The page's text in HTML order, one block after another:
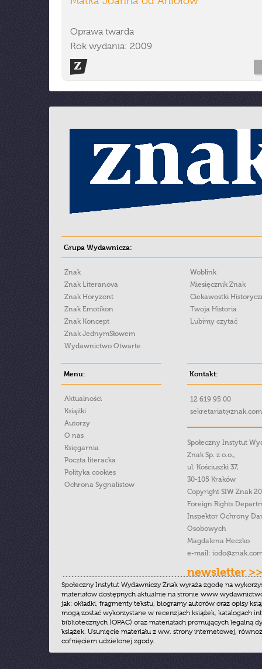
Oprawa twarda
Rok wydania: 2009
Grupa Wydawnicza:
Znak
Znak Literanova
Znak Horyzont
Znak Emotikon
Znak Koncept
Znak JednymSłowem
Wydawnictwo Otwarte
Woblink
Miesięcznik Znak
Ciekawostki
Twoja Historia
Lubimy czytać
Menu:
Aktualności
Książki
Autorzy
O nas
Księgarnia
Poczta literacka
Polityka cookies
Ochrona Sygnalistow
Kontakt:
12 619 95 00
Społeczny Instytut
Znak Sp. z o.o.,
ul. Kościuszki 37,
30-105 Kraków
Copyright SIW Znak
Foreign Rights
Inspektor Ochrony
Osobowych
Magdalena Heczko
e-mail:
newsletter >>
Społeczny Instytut Wydawniczy Znak wyraża zgodę na
materiałów dostępnych aktualnie na stronie
jak: okładki, fragmenty tekstu, biogramy autorów oraz opisy
mogą zostać wykorzystane w recenzjach książek, katalogach
bibliotecznych (OPAC) oraz materiałach promujących legalną
książek. Usunięcie materiału z ww. strony internetowej,
cofnięciem udzielonej zgody.